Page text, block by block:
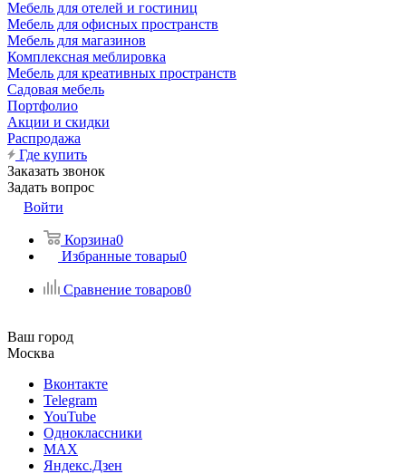
Мебель для отелей и гостиниц
Мебель для офисных пространств
Мебель для магазинов
Комплексная меблировка
Мебель для креативных пространств
Садовая мебель
Портфолио
Акции и скидки
Распродажа
Где купить
Заказать звонок
Задать вопрос
Войти
Корзина0
Избранные товары0
Сравнение товаров0
Ваш город
Москва
Вконтакте
Telegram
YouTube
Одноклассники
MAX
Яндекс.Дзен